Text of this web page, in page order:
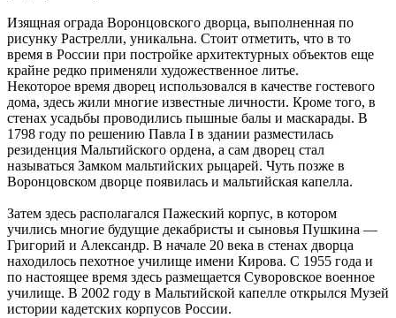
Изящная ограда Воронцовского дворца, выполненная по
рисунку Растрелли, уникальна. Стоит отметить, что в то
время в России при постройке архитектурных объектов еще
крайне редко применяли художественное литье.
Некоторое время дворец использовался в качестве гостевого
дома, здесь жили многие известные личности. Кроме того, в
стенах усадьбы проводились пышные балы и маскарады. В
1798 году по решению Павла I в здании разместилась
резиденция Мальтийского ордена, а сам дворец стал
называться Замком мальтийских рыцарей. Чуть позже в
Воронцовском дворце появилась и мальтийская капелла.
Затем здесь располагался Пажеский корпус, в котором
учились многие будущие декабристы и сыновья Пушкина —
Григорий и Александр. В начале 20 века в стенах дворца
находилось пехотное училище имени Кирова. С 1955 года и
по настоящее время здесь размещается Суворовское военное
училище. В 2002 году в Мальтийской капелле открылся Музей
истории кадетских корпусов России.